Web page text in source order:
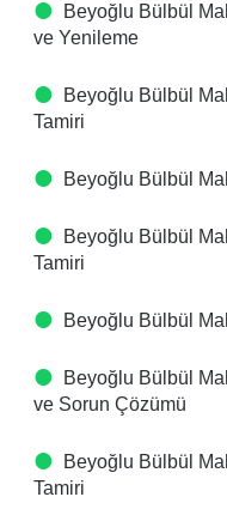
Beyoğlu Bülbül
ve Yenileme
Beyoğlu Bülbül
Tamiri
Beyoğlu Bülbül
Beyoğlu Bülbül
Tamiri
Beyoğlu Bülbül
Beyoğlu Bülbül
ve Sorun Çözümü
Beyoğlu Bülbül
Tamiri